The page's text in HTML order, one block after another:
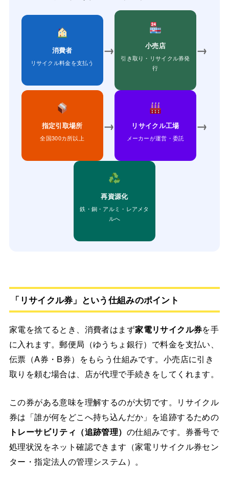
消費者
リサイクル料金を支払う
→ 小売店
引き取り・リサイクル券発
行
→
指定引取場所
全国300カ所以上
→ リサイクル工場
メーカーが運営・委託
→
再資源化
鉄・銅・アルミ・レアメタ
ルへ
「リサイクル券」という仕組みのポイント
家電を捨てるとき、消費者はまず家電リサイクル券を手
に入れます。郵便局（ゆうちょ銀行）で料金を支払い、
伝票（A券・B券）をもらう仕組みです。小売店に引き
取りを頼む場合は、店が代理で手続きをしてくれます。
この券がある意味を理解するのが大切です。リサイクル
券は「誰が何をどこへ持ち込んだか」を追跡するための
トレーサビリティ（追跡管理） の仕組みです。券番号で
処理状況をネット確認できます（家電リサイクル券セン
ター・指定法人の管理システム）。